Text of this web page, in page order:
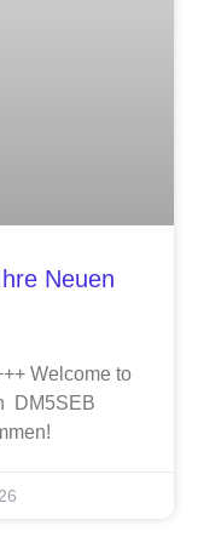
Neuen
Welcome to
DM5SEB